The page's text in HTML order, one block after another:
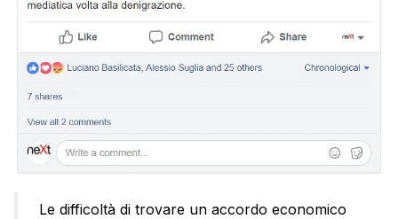
Le difficoltà di trovare un accordo economico